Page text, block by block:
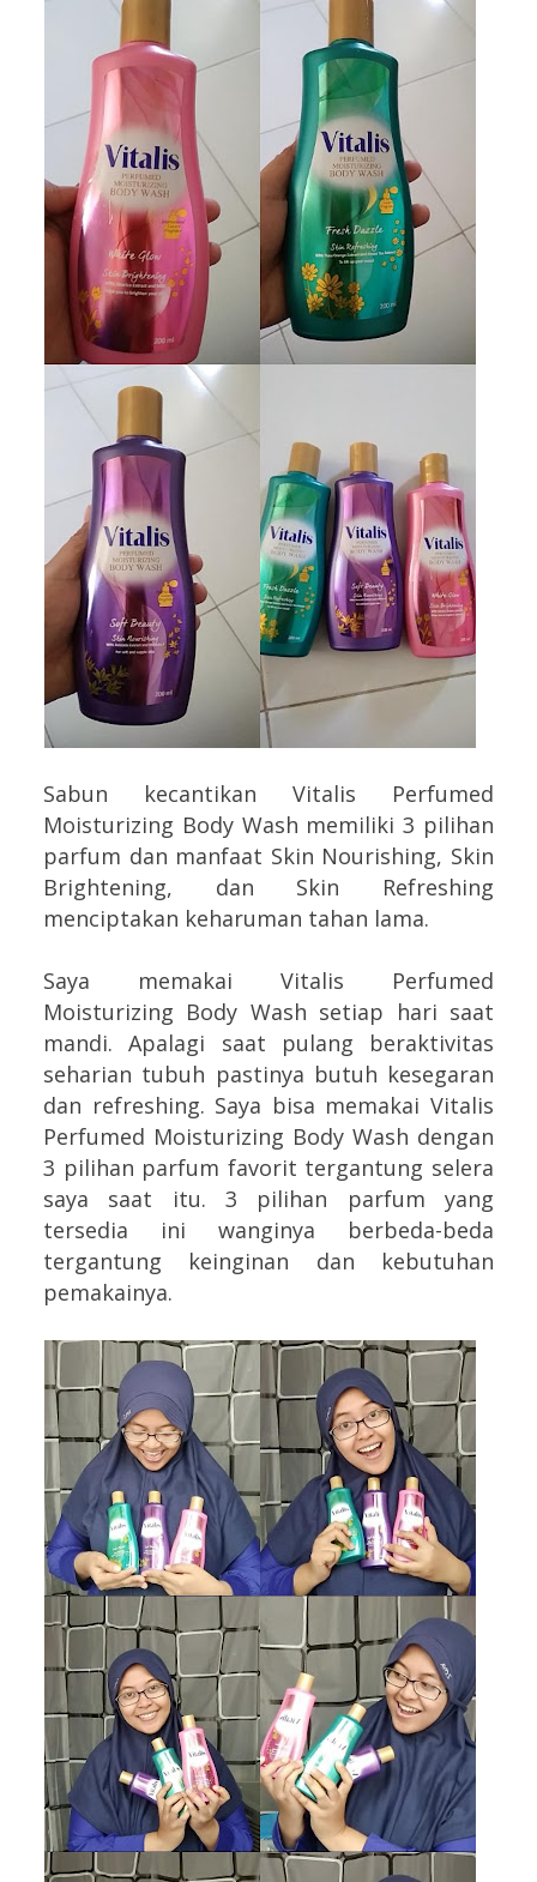
Sabun kecantikan Vitalis Perfumed
Moisturizing Body Wash memiliki 3 pilihan
parfum dan manfaat Skin Nourishing, Skin
Brightening, dan Skin Refreshing
menciptakan keharuman tahan lama.
Saya memakai Vitalis Perfumed
Moisturizing Body Wash setiap hari saat
mandi. Apalagi saat pulang beraktivitas
seharian tubuh pastinya butuh kesegaran
dan refreshing. Saya bisa memakai Vitalis
Perfumed Moisturizing Body Wash dengan
3 pilihan parfum favorit tergantung selera
saya saat itu. 3 pilihan parfum yang
tersedia ini wanginya berbeda-beda
tergantung keinginan dan kebutuhan
pemakainya.